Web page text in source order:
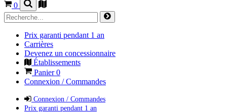
0
Prix garanti pendant 1 an
Carrières
Devenez un concessionnaire
Établissements
Panier0
Connexion / Commandes
Connexion / Commandes
Prix garanti pendant 1 an